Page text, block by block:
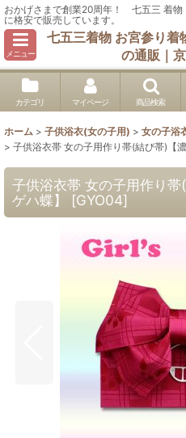
おかげさまで創業20周年！ 七五三 着物
に格安で販売しています。
メニュー
七五三着物 お宮参り着
の通販｜
カテゴリ マイページ 商品検索
ホーム > 子供浴衣(女の子用) > 女の子浴
> 子供浴衣帯 女の子用作り帯(結び帯)【
子供浴衣帯 女の子用作り
ゲハ蝶】
[GYO04]